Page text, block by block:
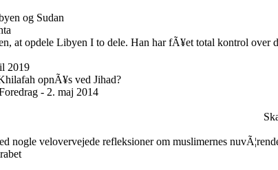
og Sudan
at opdele Libyen I to dele. Han har fÃ¥et total kontrol over
2019
opnÃ¥s ved Jihad?
- 2. maj 2014
nogle velovervejede refleksioner om muslimernes